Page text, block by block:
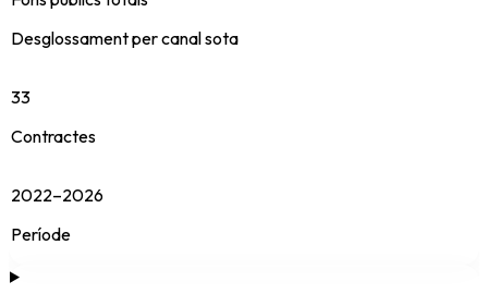
Desglossament per canal sota
33
Contractes
2022–2026
Període